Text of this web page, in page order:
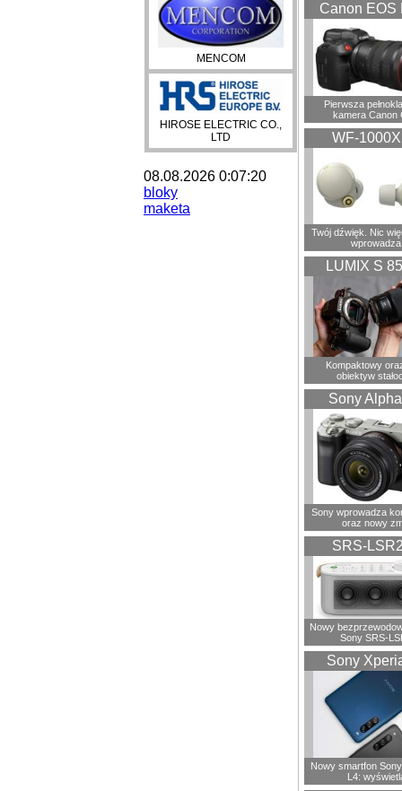
MENCOM
HIROSE ELECTRIC CO.,
LTD
08.08.2026 0:07:20
bloky
maketa
Canon EOS
Pierwsza
kamera Canon
WF-
Twój dźwięk. Nic
wprowadza
LUMIX S
Kompaktowy
obiektyw
Sony
Sony wprowadza
oraz nowy
SRS-
Nowy
Sony SRS-
Sony
Nowy smartfon
L4: